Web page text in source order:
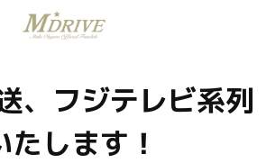
、フジテレビ系列
します！